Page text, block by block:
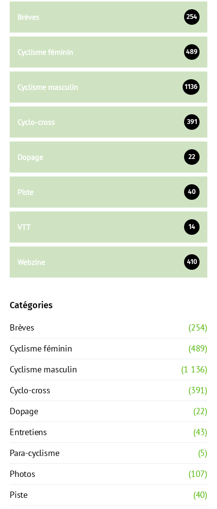
Brèves 254
Cyclisme féminin 489
Cyclisme masculin 1136
Cyclo-cross 391
Dopage 22
Piste 40
VTT 14
Webzine 410
Catégories
Brèves
(254)
Cyclisme féminin
(489)
Cyclisme masculin
(1 136)
Cyclo-cross
(391)
Dopage
(22)
Entretiens
(43)
Para-cyclisme
(5)
Photos
(107)
Piste
(40)